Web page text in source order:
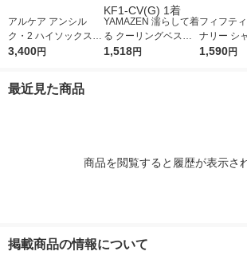
アルケア アンシル
ク・2 ハイソックス
ブラックM 18473 1個
3,400円
YAMAZEN 濡らして着
る クーリングベスト
ファン付きウェア用イ
1,518円
フィフテ
ナリー シ
ップ
1,590円
最近見た商品
商品を閲覧すると履歴が表示さ
掲載商品の情報について